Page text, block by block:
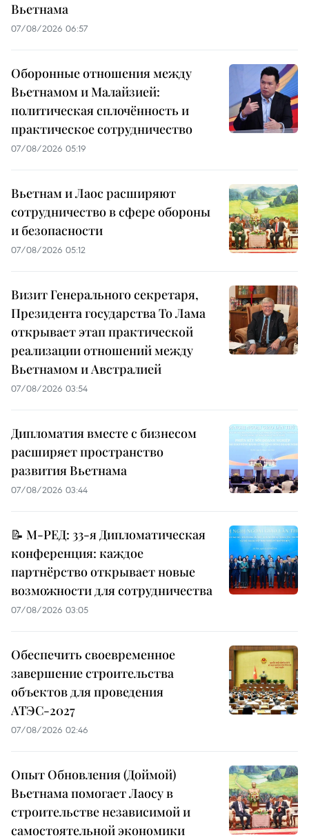
Вьетнама
07/08/2026 06:57
Оборонные отношения между
Вьетнамом и Малайзией:
политическая сплочённость и
практическое сотрудничество
07/08/2026 05:19
Вьетнам и Лаос расширяют
сотрудничество в сфере обороны
и безопасности
07/08/2026 05:12
Визит Генерального секретаря,
Президента государства То Лама
открывает этап практической
реализации отношений между
Вьетнамом и Австралией
07/08/2026 03:54
Дипломатия вместе с бизнесом
расширяет пространство
развития Вьетнама
07/08/2026 03:44
📝 М-РЕД: 33-я Дипломатическая
конференция: каждое
партнёрство открывает новые
возможности для сотрудничества
07/08/2026 03:05
Обеспечить своевременное
завершение строительства
объектов для проведения
АТЭС-2027
07/08/2026 02:46
Опыт Обновления (Доймой)
Вьетнама помогает Лаосу в
строительстве независимой и
самостоятельной экономики